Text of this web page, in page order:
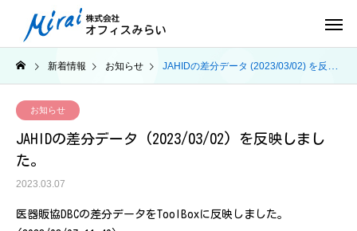
新着情報 お知らせ JAHIDの差分データ (2023/03/02) を反映しました。
お知らせ
JAHIDの差分データ (2023/03/02) を反映しまし
た。
2023.03.07
医器販協DBCの差分データをToolBoxに反映しました。